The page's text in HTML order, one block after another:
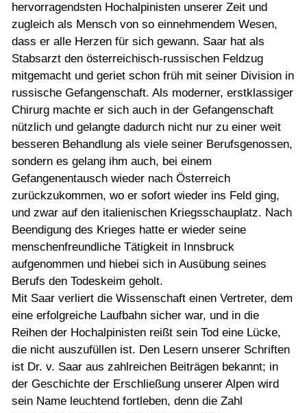
hervorragendsten Hochalpinisten unserer Zeit und
zugleich als Mensch von so einnehmendem Wesen,
dass er alle Herzen für sich gewann. Saar hat als
Stabsarzt den österreichisch-russischen Feldzug
mitgemacht und geriet schon früh mit seiner Division in
russische Gefangenschaft. Als moderner, erstklassiger
Chirurg machte er sich auch in der Gefangenschaft
nützlich und gelangte dadurch nicht nur zu einer weit
besseren Behandlung als viele seiner Berufsgenossen,
sondern es gelang ihm auch, bei einem
Gefangenentausch wieder nach Österreich
zurückzukommen, wo er sofort wieder ins Feld ging,
und zwar auf den italienischen Kriegsschauplatz. Nach
Beendigung des Krieges hatte er wieder seine
menschenfreundliche Tätigkeit in Innsbruck
aufgenommen und hiebei sich in Ausübung seines
Berufs den Todeskeim geholt.
Mit Saar verliert die Wissenschaft einen Vertreter, dem
eine erfolgreiche Laufbahn sicher war, und in die
Reihen der Hochalpinisten reißt sein Tod eine Lücke,
die nicht auszufüllen ist. Den Lesern unserer Schriften
ist Dr. v. Saar aus zahlreichen Beiträgen bekannt; in
der Geschichte der Erschließung unserer Alpen wird
sein Name leuchtend fortleben, denn die Zahl